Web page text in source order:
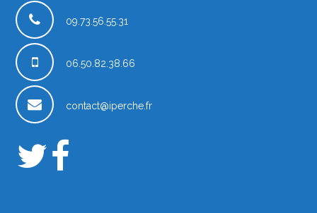
09.73.56.55.31
06.50.82.38.66
contact@iperche.fr